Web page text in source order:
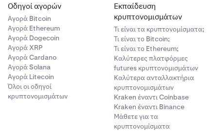
Οδηγοί αγορών
Αγορά Bitcoin
Αγορά Ethereum
Αγορά Dogecoin
Αγορά XRP
Αγορά Cardano
Αγορά Solana
Αγορά Litecoin
Όλοι οι οδηγοί
κρυπτονομισμάτων
Εκπαίδευση
κρυπτονομισμάτων
Τι είναι τα κρυπτονομίσματα;
Τι είναι το Bitcoin;
Τι είναι το Ethereum;
Καλύτερες πλατφόρμες
futures κρυπτονομισμάτων
Καλύτερα ανταλλακτήρια
κρυπτονομισμάτων
Kraken έναντι Coinbase
Kraken έναντι Binance
Μάθετε για τα
κρυπτονομίσματα